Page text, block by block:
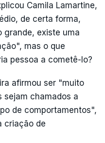
Camila Lamartine,
de certa forma,
grande, existe uma
mas o que
pessoa a cometê-lo?
afirmou ser "muito
sejam chamados a
de comportamentos",
criação de